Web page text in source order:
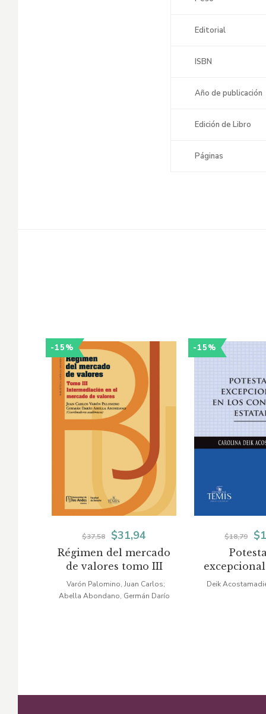
Editorial
ISBN
Año de publicación
Edición de Libro
Páginas
-15%
Régimen del mercado
de valores tomo III
$37,58
El
precio
original
era:
$31,94
precio
actual
es:
Varón Palomino, Juan Carlos;
Abella Abondano, Germán Darío
-15%
contratos
$18,79
El
$
Deik